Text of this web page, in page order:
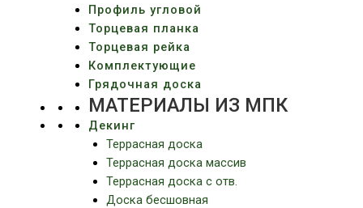
Профиль угловой
Торцевая планка
Торцевая рейка
Комплектующие
Грядочная доска
МАТЕРИАЛЫ ИЗ МПК
Декинг
Террасная доска
Террасная доска массив
Террасная доска c отв.
Доска бесшовная